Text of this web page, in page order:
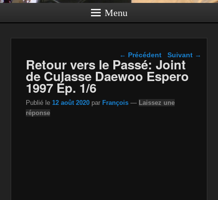
Menu
Navigation dans les
articles
← Précédent Suivant →
Retour vers le Passé: Joint
de Culasse Daewoo Espero
1997 Ép. 1/6
Publié le 12 août 2020 par François — Laissez une
réponse